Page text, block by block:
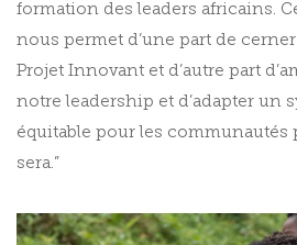
formation des leaders africains.
nous permet d’une part de
Projet Innovant et d’autre part
notre leadership et d’adapter un
équitable pour les communautés
sera.”